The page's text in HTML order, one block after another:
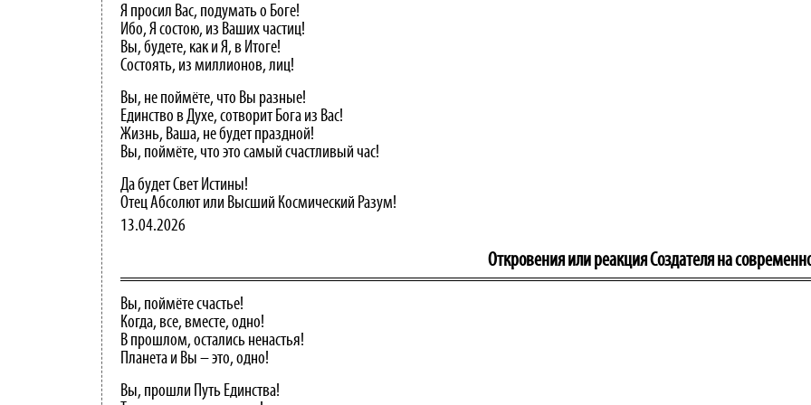
Я просил Вас, подумать о Боге!
Ибо, Я состою, из Ваших частиц!
Вы, будете, как и Я, в Итоге!
Состоять, из миллионов, лиц!
Вы, не поймёте, что Вы разные!
Единство в Духе, сотворит Бога из Вас!
Жизнь, Ваша, не будет праздной!
Вы, поймёте, что это самый счастливый час!
Да будет Свет Истины!
Отец Абсолют или Высший Космический Разум!
13.04.2026
Откровения или реакция Создателя на
Вы, поймёте счастье!
Когда, все, вместе, одно!
В прошлом, остались ненастья!
Планета и Вы – это, одно!
Вы, прошли Путь Единства!